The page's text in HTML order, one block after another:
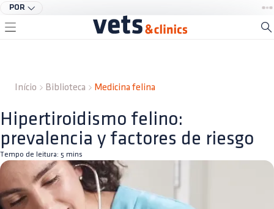
POR
Início Biblioteca Medicina felina
Hipertiroidismo felino:
prevalencia y factores de riesgo
Tempo de leitura: 5 mins